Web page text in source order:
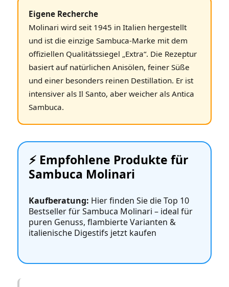
Eigene Recherche
Molinari wird seit 1945 in Italien hergestellt
und ist die einzige Sambuca‑Marke mit dem
offiziellen Qualitätssiegel „Extra“. Die Rezeptur
basiert auf natürlichen Anisölen, feiner Süße
und einer besonders reinen Destillation. Er ist
intensiver als Il Santo, aber weicher als Antica
Sambuca.
⚡️ Empfohlene Produkte für
Sambuca Molinari
Kaufberatung: Hier finden Sie die Top 10
Bestseller für Sambuca Molinari – ideal für
puren Genuss, flambierte Varianten &
italienische Digestifs jetzt kaufen